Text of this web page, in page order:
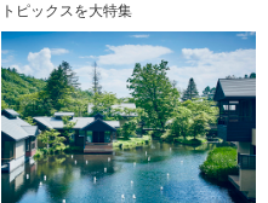
トピックスを大特集